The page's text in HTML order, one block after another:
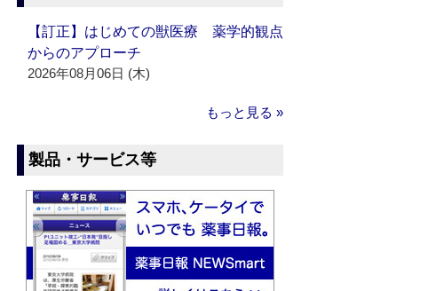
【訂正】はじめての獣医療 薬学的観点
からのアプローチ
2026年08月06日 (木)
もっと見る »
製品・サービス等